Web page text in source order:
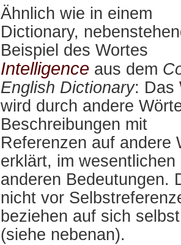
Ähnlich wie in einem
Dictionary,
Beispiel des Wortes
Intelligence aus dem
English Dictionary: Das
wird durch andere
Beschreibungen mit
Referenzen auf andere
erklärt, im
anderen Bedeutungen.
nicht vor
beziehen auf sich
(siehe nebenan).